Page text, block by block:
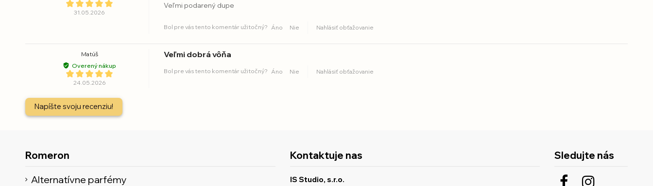
31.05.2026
Veľmi podarený dupe
Bol pre vás tento komentár užitočný? Áno Nie Nahlásiť obťažovanie
Matúš
Overený nákup
24.05.2026
Veľmi dobrá vôňa
Bol pre vás tento komentár užitočný? Áno Nie Nahlásiť obťažovanie
Napíšte svoju recenziu!
Romeron
Alternatívne parfémy
Kontaktuje nas
IS Studio, s.r.o.
Sledujte nás